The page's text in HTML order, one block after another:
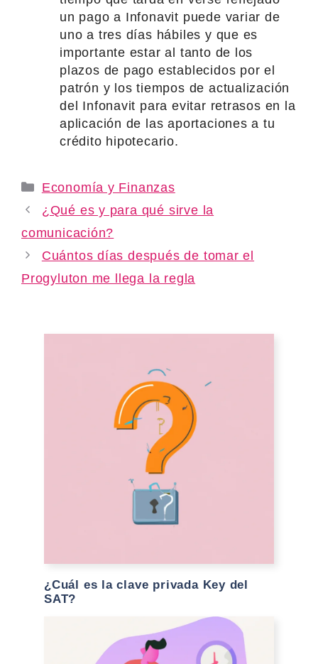
un pago a Infonavit puede variar de
uno a tres días hábiles y que es
importante estar al tanto de los
plazos de pago establecidos por el
patrón y los tiempos de actualización
del Infonavit para evitar retrasos en la
aplicación de las aportaciones a tu
crédito hipotecario.
Categories
Economía y Finanzas
¿Qué es y para qué sirve la
comunicación?
Cuántos días después de tomar el
Progyluton me llega la regla
¿Cuál es la clave privada Key del
SAT?